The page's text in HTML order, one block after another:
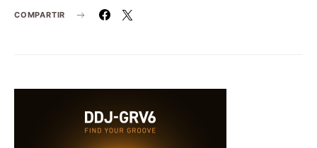
COMPARTIR